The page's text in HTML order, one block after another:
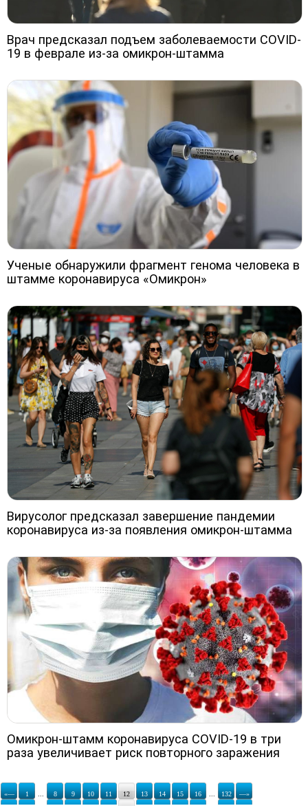
Врач предсказал подъем заболеваемости COVID-
19 в феврале из-за омикрон-штамма
Ученые обнаружили фрагмент генома человека в
штамме коронавируса «Омикрон»
Вирусолог предсказал завершение пандемии
коронавируса из-за появления омикрон-штамма
Омикрон-штамм коронавируса COVID-19 в три
раза увеличивает риск повторного заражения
«— 1 8 9 10 11 12 13 14 15 16 132 —»